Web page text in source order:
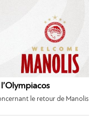
le retour de Manolis